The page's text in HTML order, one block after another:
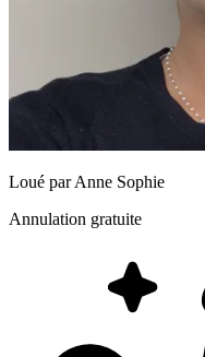
Loué parAnne Sophie
Annulation gratuite